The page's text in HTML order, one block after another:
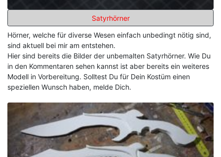
Satyrhörner
Hörner, welche für diverse Wesen einfach unbedingt nötig sind,
sind aktuell bei mir am entstehen.
Hier sind bereits die Bilder der unbemalten Satyrhörner. Wie Du
in den Kommentaren sehen kannst ist aber bereits ein weiteres
Modell in Vorbereitung. Solltest Du für Dein Kostüm einen
speziellen Wunsch haben, melde Dich.